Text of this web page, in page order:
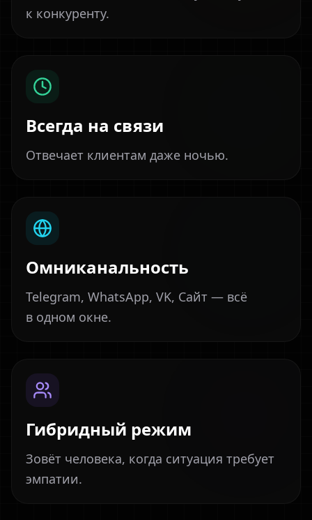
к конкуренту.
Всегда на связи
Отвечает клиентам даже ночью.
Омниканальность
Telegram, WhatsApp, VK, Сайт — всё
в одном окне.
Гибридный режим
Зовёт человека, когда ситуация требует
эмпатии.